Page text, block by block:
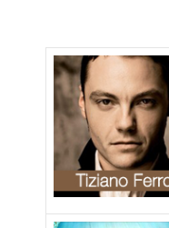
l’omofobia nello
sport